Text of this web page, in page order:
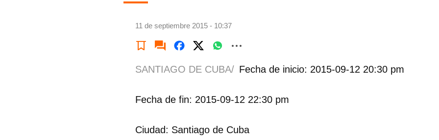
11 de septiembre 2015 - 10:37
SANTIAGO DE CUBA/ Fecha de inicio: 2015-09-12 20:30 pm
Fecha de fin: 2015-09-12 22:30 pm
Ciudad: Santiago de Cuba